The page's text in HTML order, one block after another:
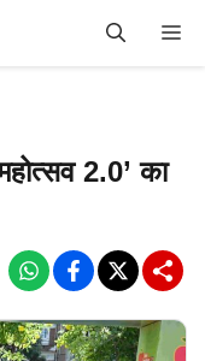
2.0’ का